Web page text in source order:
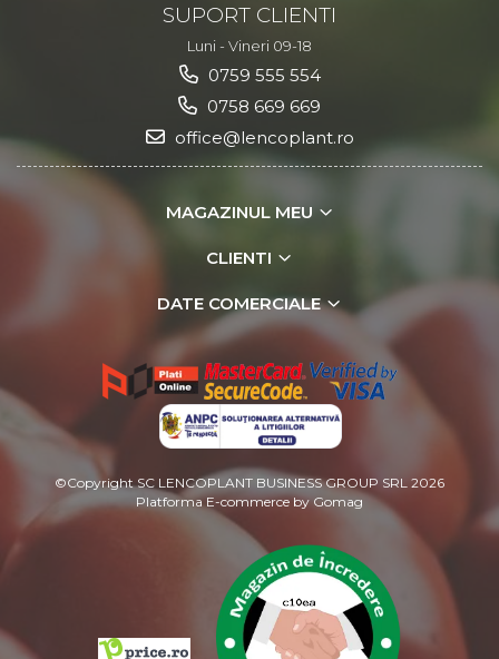
SUPORT CLIENTI
Luni - Vineri 09-18
0759 555 554
0758 669 669
office@lencoplant.ro
MAGAZINUL MEU
CLIENTI
DATE COMERCIALE
©Copyright SC LENCOPLANT BUSINESS GROUP SRL 2026
Platforma E-commerce by Gomag